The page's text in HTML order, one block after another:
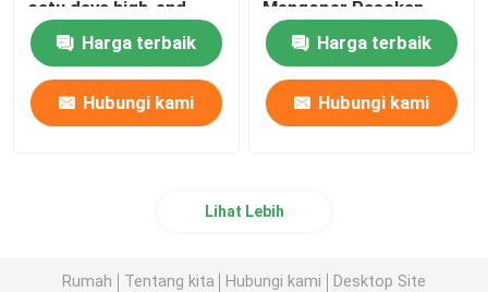
catu daya high-end
berdaya tinggi
Harga terbaik
Hubungi kami
Mengoper Pasokan
Daya Inverter Pasokan
Daya
Harga terbaik
Hubungi kami
Lihat Lebih
Rumah Tentang kita Hubungi kami Desktop Site